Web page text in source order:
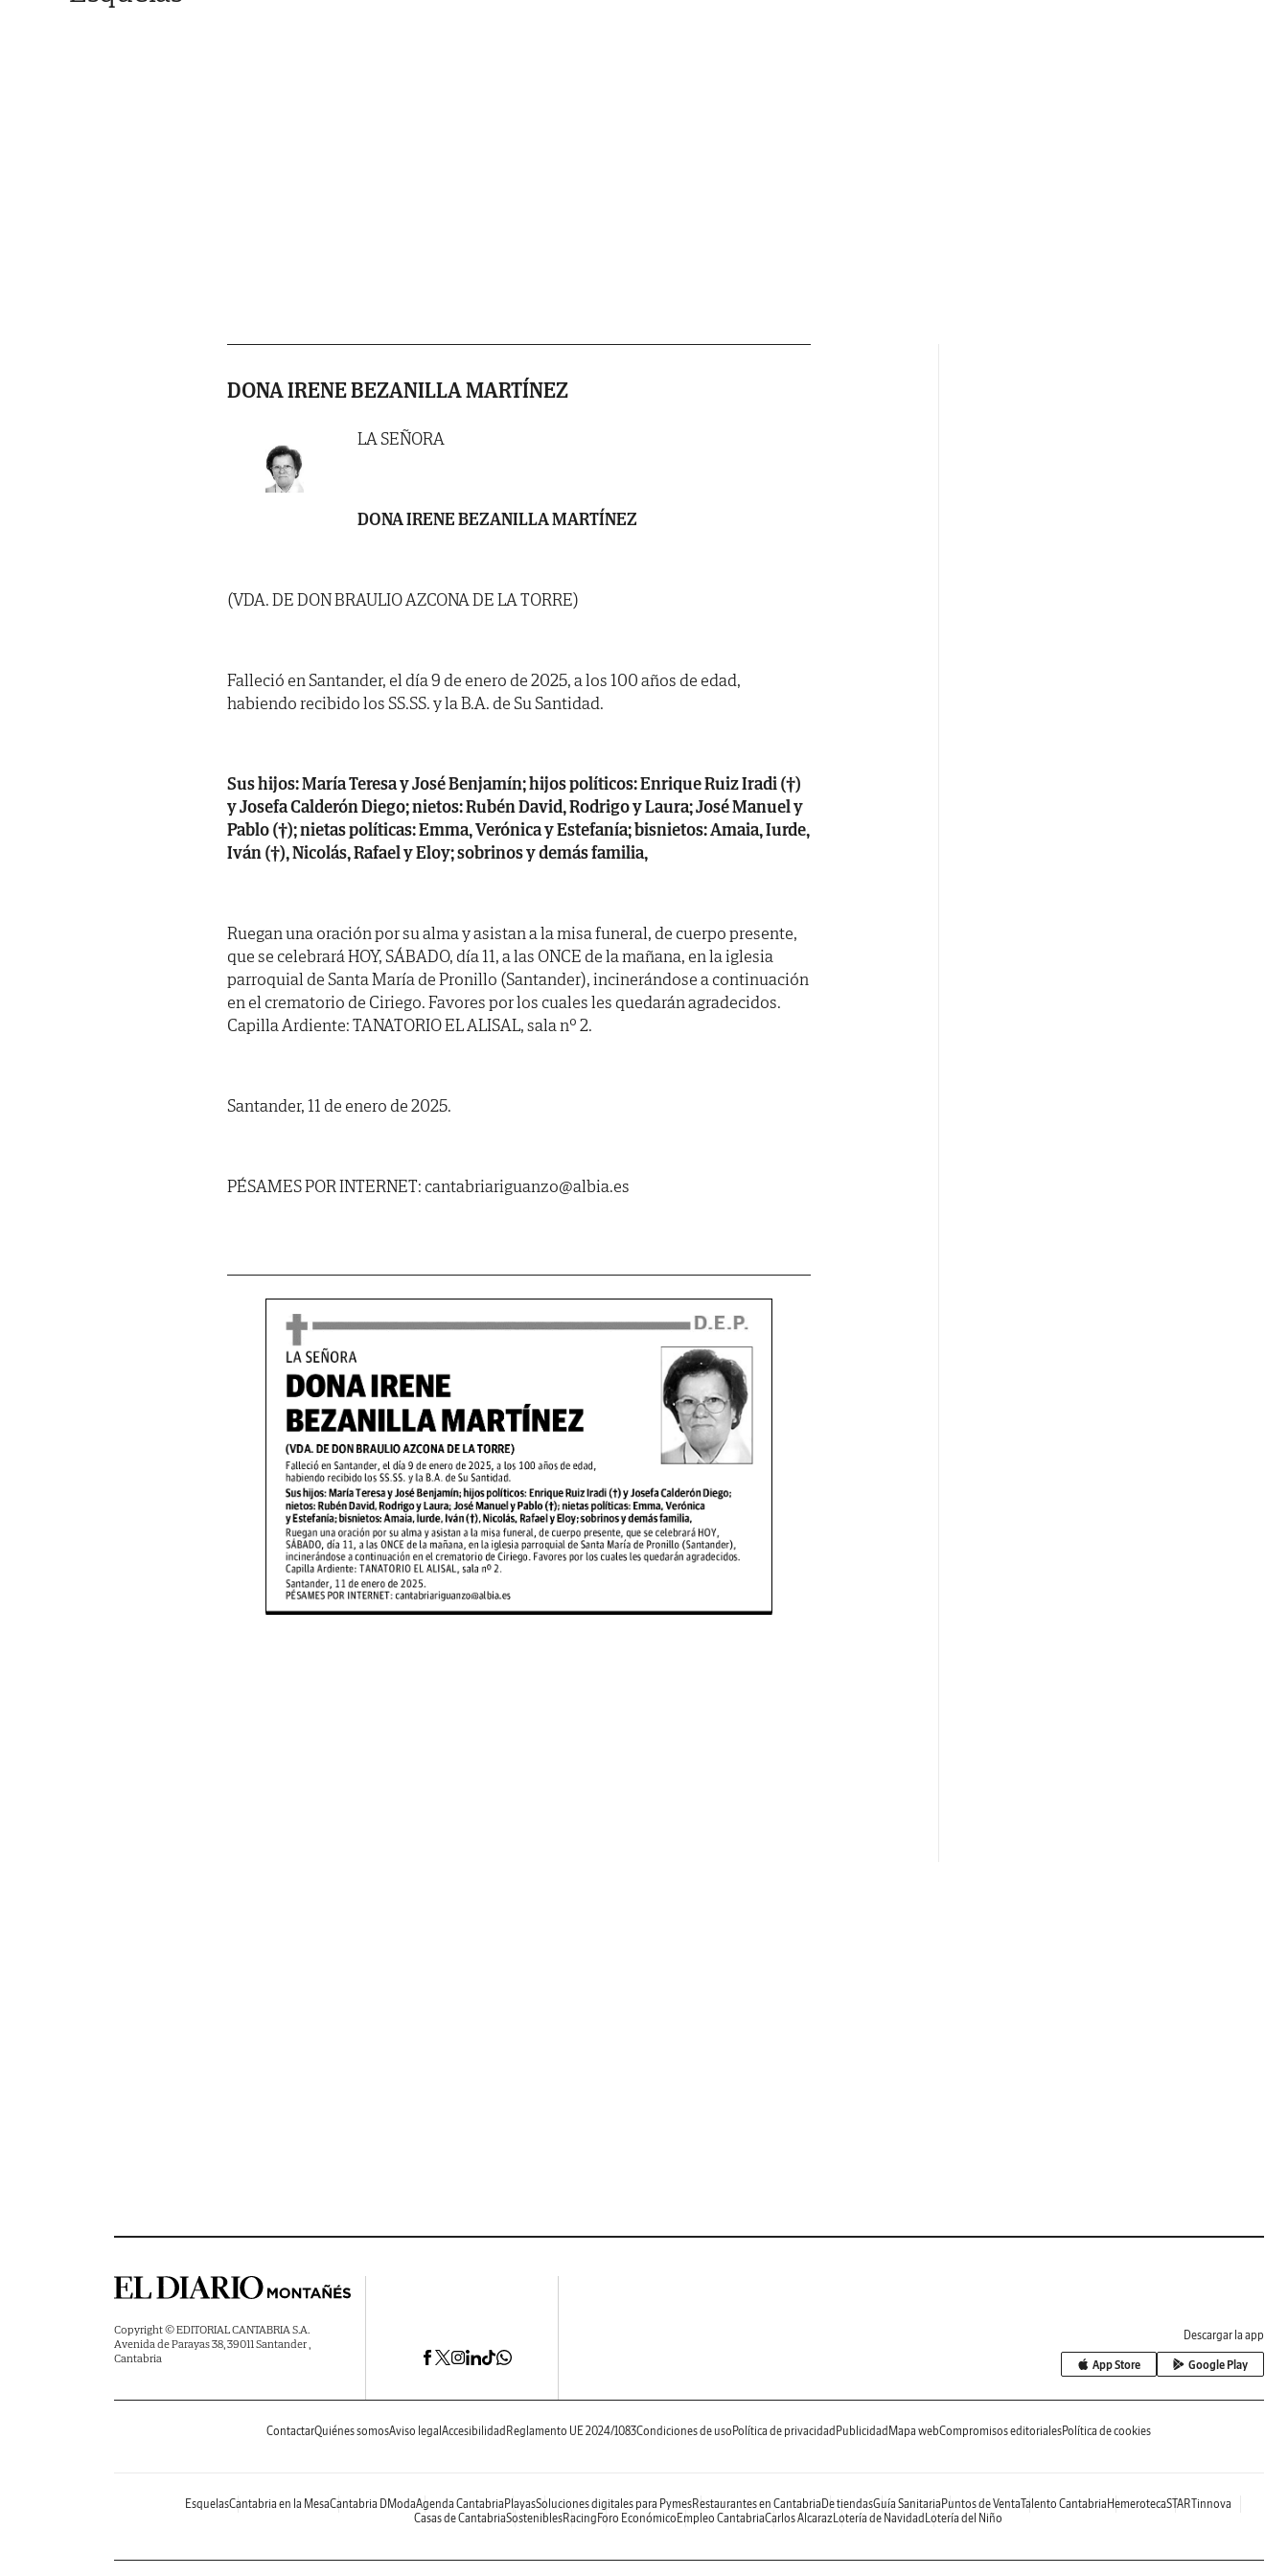
DONA IRENE BEZANILLA MARTÍNEZ
LA SEÑORA
DONA IRENE BEZANILLA MARTÍNEZ
(VDA. DE DON BRAULIO AZCONA DE LA TORRE)
Falleció en Santander, el día 9 de enero de 2025, a los 100 años de edad,
habiendo recibido los SS.SS. y la B.A. de Su Santidad.
Sus hijos: María Teresa y José Benjamín; hijos políticos: Enrique Ruiz Iradi (†)
y Josefa Calderón Diego; nietos: Rubén David, Rodrigo y Laura; José Manuel y
Pablo (†); nietas políticas: Emma, Verónica y Estefanía; bisnietos: Amaia, Iurde,
Iván (†), Nicolás, Rafael y Eloy; sobrinos y demás familia,
Ruegan una oración por su alma y asistan a la misa funeral, de cuerpo presente,
que se celebrará HOY, SÁBADO, día 11, a las ONCE de la mañana, en la iglesia
parroquial de Santa María de Pronillo (Santander), incinerándose a continuación
en el crematorio de Ciriego. Favores por los cuales les quedarán agradecidos.
Capilla Ardiente: TANATORIO EL ALISAL, sala nº 2.
Santander, 11 de enero de 2025.
PÉSAMES POR INTERNET: cantabriariguanzo@albia.es
Copyright © EDITORIAL CANTABRIA S.A.
Avenida de Parayas 38, 39011 Santander ,
Cantabria
Descargar la app
App Store Google Play
ContactarQuiénes somosAviso legal Accesibilidad Reglamento UE 2024/1083Condiciones de uso Política de privacidad Publicidad Mapa webCompromisos editorialesPolítica de cookies
EsquelasCantabria en la MesaCantabria DModaAgenda Cantabria PlayasSoluciones digitales para PymesRestaurantes en Cantabria De tiendasGuía Sanitaria Puntos de VentaTalento Cantabria HemerotecaSTARTinnova
Casas de CantabriaSosteniblesRacing Foro Económico Empleo CantabriaCarlos AlcarazLotería de Navidad Lotería del Niño